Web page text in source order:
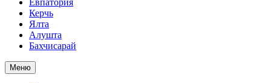
Евпатория
Керчь
Ялта
Алушта
Бахчисарай
Меню